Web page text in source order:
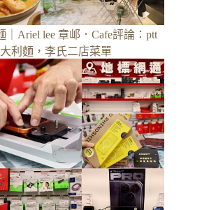
｜Ariel lee 章邖．Cafe評論：ptt
利麵，李氏二店菜單